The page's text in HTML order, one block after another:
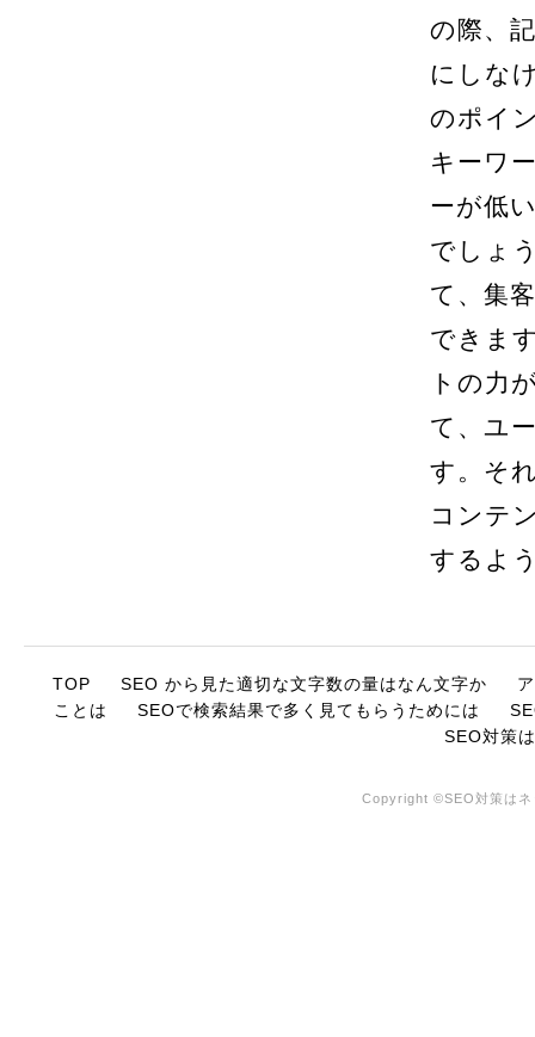
の際、
にしな
のポイ
キーワ
ーが低
でしょ
て、集
できま
トの力
て、ユ
す。そ
コンテ
するよ
TOP SEO から見た適切な文字数の量はなん文字か
ことは
SEOで検索結果で多く見てもらうためには
SEO対策
Copyright ©SEO対策は